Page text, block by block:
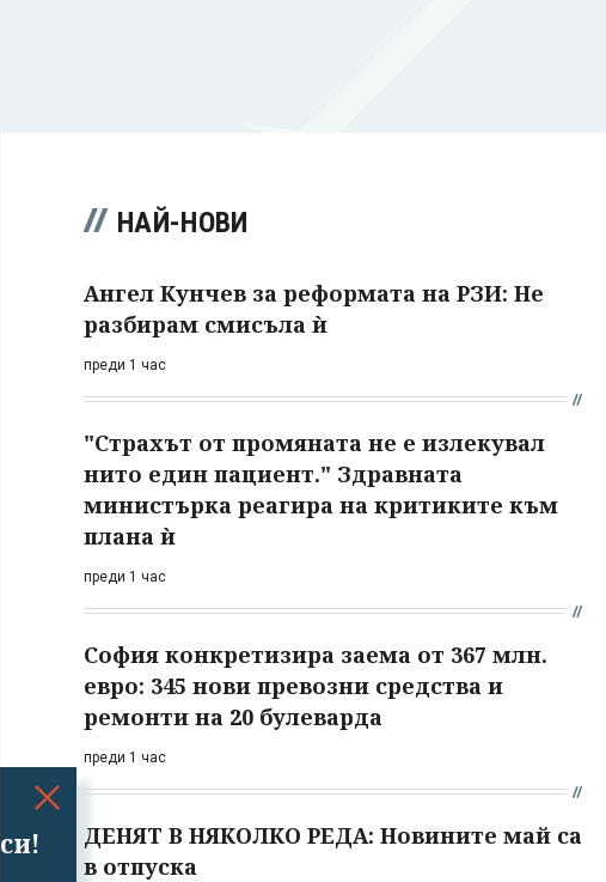
НАЙ-НОВИ
Ангел Кунчев за реформата на РЗИ: Не
разбирам смисъла ѝ
преди 1 час
"Страхът от промяната не е излекувал
нито един пациент." Здравната
министърка реагира на критиките към
плана ѝ
преди 1 час
София конкретизира заема от 367 млн.
евро: 345 нови превозни средства и
ремонти на 20 булеварда
преди 1 час
ДЕНЯТ В НЯКОЛКО РЕДА: Новините май са
в отпуска